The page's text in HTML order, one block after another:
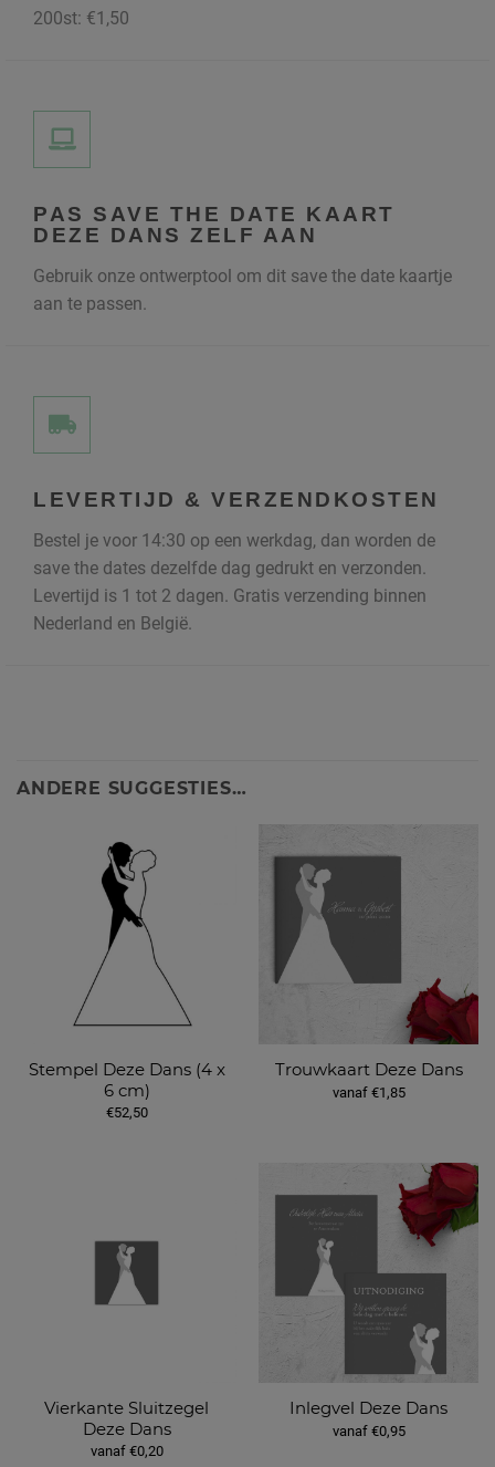
200st: €1,50
PAS SAVE THE DATE KAART
DEZE DANS ZELF AAN
Gebruik onze ontwerptool om dit save the date kaartje
aan te passen.
LEVERTIJD & VERZENDKOSTEN
Bestel je voor 14:30 op een werkdag, dan worden de
save the dates dezelfde dag gedrukt en verzonden.
Levertijd is 1 tot 2 dagen. Gratis verzending binnen
Nederland en België.
ANDERE SUGGESTIES…
Stempel Deze Dans (4 x
6 cm)
€52,50
Trouwkaart Deze Dans
vanaf €1,85
Vierkante Sluitzegel
Deze Dans
vanaf €0,20
Inlegvel Deze Dans
vanaf €0,95